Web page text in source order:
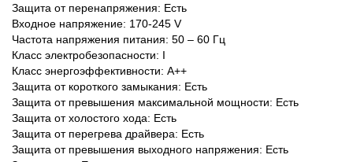
Защита от перенапряжения: Есть
Входное напряжение: 170-245 V
Частота напряжения питания: 50 – 60 Гц
Класс электробезопасности: I
Класс энергоэффективности: А++
Защита от короткого замыкания: Есть
Защита от превышения максимальной мощности: Есть
Защита от холостого хода: Есть
Защита от перегрева драйвера: Есть
Защита от превышения выходного напряжения: Есть